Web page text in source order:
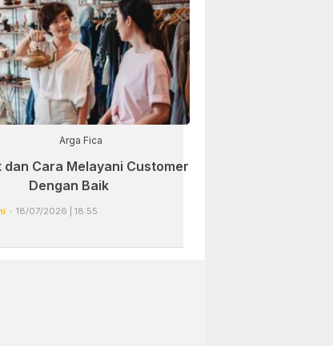
Arga Fica
dan Cara Melayani Customer
Dengan Baik
18/07/2026 | 18:55